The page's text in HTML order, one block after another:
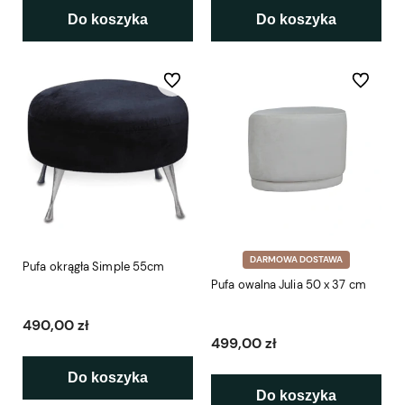
Do koszyka Do koszyka
Pufa okrągła Simple 55cm
490,00 zł
Do koszyka
Do ulubionych
DARMOWA DOSTAWA
Pufa owalna Julia 50 x 37 cm
499,00 zł
Do koszyka
Do